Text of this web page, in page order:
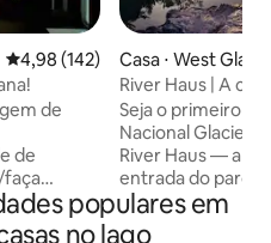
4,98 de uma avaliação média de
4,98 (142)
de
faça
de
Casa ⋅ West
River Haus | A
Park
Seja o primeiro a
Nacional Glacier
River Haus — a
entrada do parque! É uma
inesquecível: ✔ A poucos passos do
Glacier Park ✔
populares em
no lago